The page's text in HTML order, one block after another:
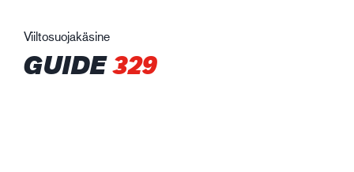
Viiltosuojakäsine
GUIDE329